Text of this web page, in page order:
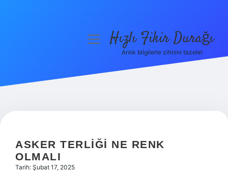
Hakkımızda
menüyüHızlı Fikir Durağı
Anlık bilgilerle zihnini tazele!
ASKER TERLIĞI NE RENK
OLMALI
Tarih: Şubat 17, 2025